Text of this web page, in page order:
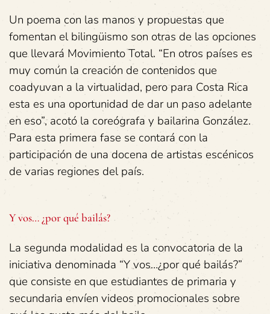
Un poema con las manos y propuestas que
fomentan el bilingüismo son otras de las opciones
que llevará Movimiento Total. “En otros países es
muy común la creación de contenidos que
coadyuvan a la virtualidad, pero para Costa Rica
esta es una oportunidad de dar un paso adelante
en eso”, acotó la coreógrafa y bailarina González.
Para esta primera fase se contará con la
participación de una docena de artistas escénicos
de varias regiones del país.
Y vos… ¿por qué bailás?
La segunda modalidad es la convocatoria de la
iniciativa denominada “Y vos…¿por qué bailás?”
que consiste en que estudiantes de primaria y
secundaria envíen videos promocionales sobre